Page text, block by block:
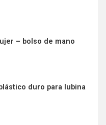
– bolso de mano
duro para lubina